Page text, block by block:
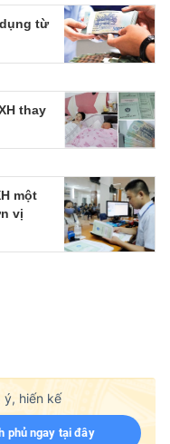
từ
thay
một
vị
ý, hiến kế
phủ ngay tại đây